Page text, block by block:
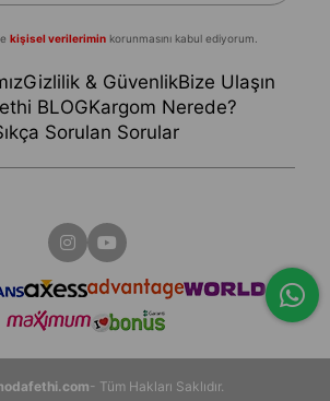
kişisel verilerimin korunmasını kabul ediyorum.
Gizlilik & GüvenlikBize Ulaşın
BLOGKargom Nerede?
Sorulan Sorular
- Tüm Hakları Saklıdır.